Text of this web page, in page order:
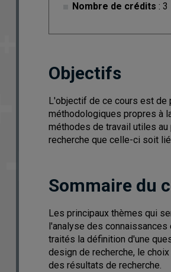
Nombre de crédits : 3
Objectifs
L'objectif de ce cours est de
méthodologiques propres à
méthodes de travail utiles
recherche que celle-ci soit
Sommaire du
Les principaux thèmes qui
l'analyse des
traités la définition d'une
design de recherche, le
des résultats de recherche.